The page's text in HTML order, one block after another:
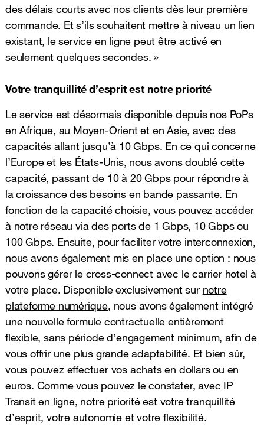
des délais courts avec nos clients dès leur première
commande. Et s’ils souhaitent mettre à niveau un lien
existant, le service en ligne peut être activé en
seulement quelques secondes. »
Votre tranquillité d’esprit est notre priorité
Le service est désormais disponible depuis nos PoPs
en Afrique, au Moyen-Orient et en Asie, avec des
capacités allant jusqu’à 10 Gbps. En ce qui concerne
l’Europe et les États-Unis, nous avons doublé cette
capacité, passant de 10 à 20 Gbps pour répondre à
la croissance des besoins en bande passante. En
fonction de la capacité choisie, vous pouvez accéder
à notre réseau via des ports de 1 Gbps, 10 Gbps ou
100 Gbps. Ensuite, pour faciliter votre interconnexion,
nous avons également mis en place une option : nous
pouvons gérer le cross-connect avec le carrier hotel à
votre place. Disponible exclusivement sur notre
plateforme numérique, nous avons également intégré
une nouvelle formule contractuelle entièrement
flexible, sans période d’engagement minimum, afin de
vous offrir une plus grande adaptabilité. Et bien sûr,
vous pouvez effectuer vos achats en dollars ou en
euros. Comme vous pouvez le constater, avec IP
Transit en ligne, notre priorité est votre tranquillité
d’esprit, votre autonomie et votre flexibilité.